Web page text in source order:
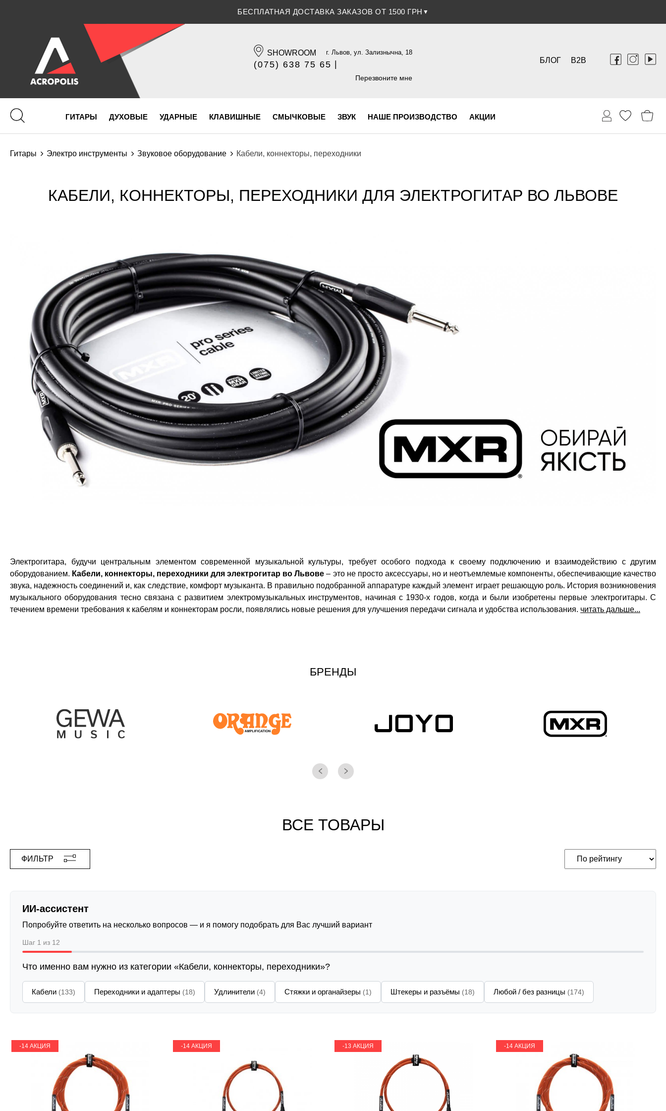
СКИДКА 5% ПРИ ОПЛАТЕ БАНКОВСКОЙ КАРТОЧКОЙ
SHOWROOM г. Львов, ул. Зализнычна, 18
(075) 638 75 65
(096) 609 84 32
Перезвоните мне
B2B
БЛОГ
ГИТАРЫ ДУХОВЫЕ УДАРНЫЕ КЛАВИШНЫЕ СМЫЧКОВЫЕ ЗВУК НАШЕ ПРОИЗВОДСТВО АКЦИИ
Гитары Электро инструменты Звуковое оборудование Кабели, коннекторы, переходники
КАБЕЛИ, КОННЕКТОРЫ, ПЕРЕХОДНИКИ ДЛЯ ЭЛЕКТРОГИТАР ВО ЛЬВОВЕ
Электрогитара, будучи центральным элементом современной музыкальной культуры, требует особого подхода к своему подключению и взаимодействию с другим
оборудованием. Кабели, коннекторы, переходники для электрогитар во Львове – это не просто аксессуары, но и неотъемлемые компоненты, обеспечивающие качество
звука, надежность соединений и, как следствие, комфорт музыканта. В правильно подобранной аппаратуре каждый элемент играет решающую роль. История возникновения
музыкального оборудования тесно связана с развитием электромузыкальных инструментов, начиная с 1930-х годов, когда и были изобретены первые электрогитары. С
течением времени требования к кабелям и коннекторам росли, появлялись новые решения для улучшения передачи сигнала и удобства использования. читать дальше...
БРЕНДЫ
ВСЕ ТОВАРЫ
ФИЛЬТР
ИИ-ассистент
Попробуйте ответить на несколько вопросов — и я помогу подобрать для Вас лучший вариант
Шаг 1 из 12
Что именно вам нужно из категории «Кабели, коннекторы, переходники»?
Кабели (133) Переходники и адаптеры (18) Удлинители (4) Стяжки и органайзеры (1) Штекеры и разъёмы (18) Любой / без разницы (174)
-14 АКЦИЯ -14 АКЦИЯ -13 АКЦИЯ -14 АКЦИЯ